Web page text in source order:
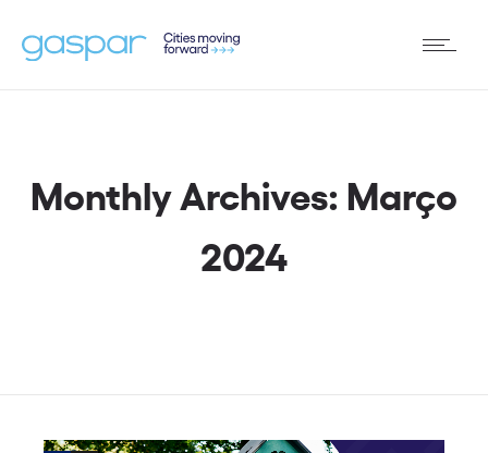
Monthly Archives: Março
2024